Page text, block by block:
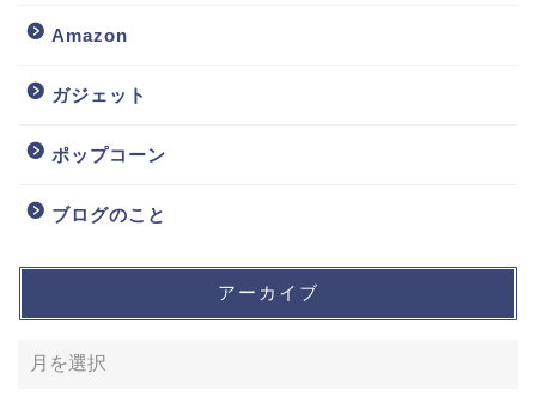
Amazon
ガジェット
ポップコーン
ブログのこと
アーカイブ